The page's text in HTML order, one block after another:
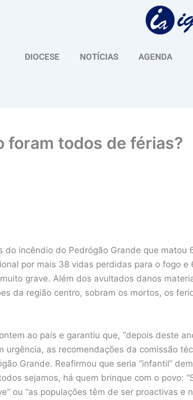
DIOCESE NOTÍCIAS AGENDA
foram todos de férias?
do incêndio do Pedrógão Grande que matou
por mais 38 vidas perdidas para o fogo e
grave. Além dos avultados danos
da região centro, sobram os mortos, os
ao país e garantiu que, “depois deste
urgência, as recomendações da comissão
Grande. Reafirmou que seria “infantil”
sejamos, há quem brinque com o povo:
ou “as populações têm de ser proactivas e